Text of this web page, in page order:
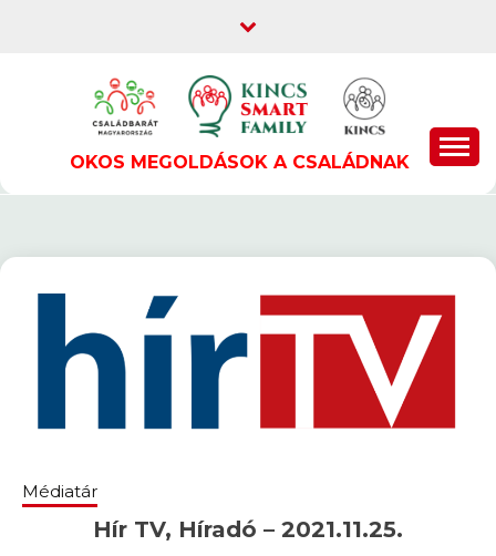
OKOS MEGOLDÁSOK A CSALÁDNAK
Médiatár
Hír TV, Híradó – 2021.11.25.